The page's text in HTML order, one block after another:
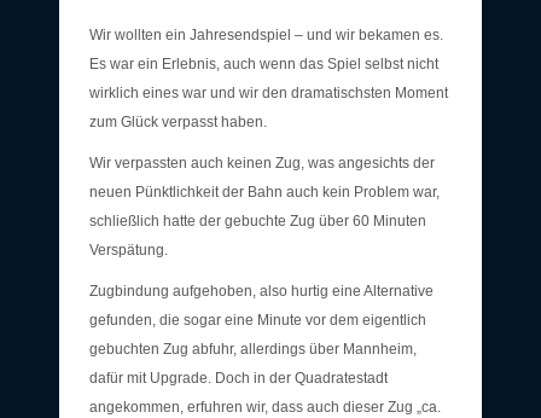
Wir wollten ein Jahresendspiel – und wir bekamen es.
Es war ein Erlebnis, auch wenn das Spiel selbst nicht
wirklich eines war und wir den dramatischsten Moment
zum Glück verpasst haben.
Wir verpassten auch keinen Zug, was angesichts der
neuen Pünktlichkeit der Bahn auch kein Problem war,
schließlich hatte der gebuchte Zug über 60 Minuten
Verspätung.
Zugbindung aufgehoben, also hurtig eine Alternative
gefunden, die sogar eine Minute vor dem eigentlich
gebuchten Zug abfuhr, allerdings über Mannheim,
dafür mit Upgrade. Doch in der Quadratestadt
angekommen, erfuhren wir, dass auch dieser Zug „ca.